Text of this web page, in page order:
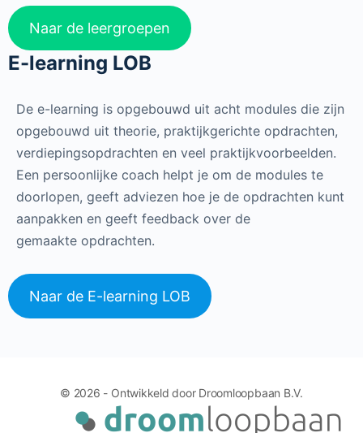
Naar de leergroepen
E-learning LOB
De e-learning is opgebouwd uit acht modules die zijn
opgebouwd uit theorie, praktijkgerichte opdrachten,
verdiepingsopdrachten en veel praktijkvoorbeelden.
Een persoonlijke coach helpt je om de modules te
doorlopen, geeft adviezen hoe je de opdrachten kunt
aanpakken en geeft feedback over de
gemaakte opdrachten.
Naar de E-learning LOB
© 2026 - Ontwikkeld door Droomloopbaan B.V.